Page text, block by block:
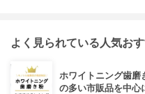
よく見られている人気お
ホワイトニング歯磨
の多い市販品を中心